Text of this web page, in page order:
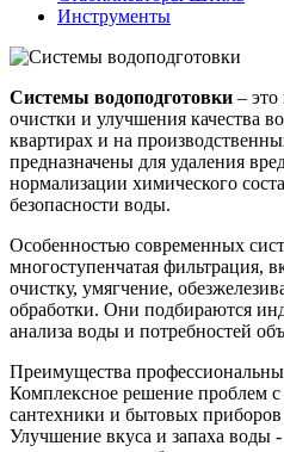
Инструменты
Системы водоподготовки –
очистки и улучшения качества
квартирах и на
предназначены для удаления
нормализации химического
безопасности воды.
Особенностью современных
многоступенчатая фильтрация,
очистку, умягчение,
обработки. Они подбираются
анализа воды и потребностей
Преимущества
Комплексное решение проблем
сантехники и бытовых
Улучшение вкуса и запаха воды